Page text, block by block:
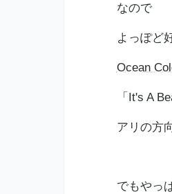
なので
よっぽど
Ocean
「It's A
アリの方
でもやっ